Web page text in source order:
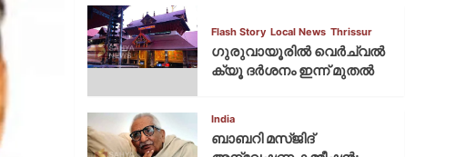
Flash Story Local News Thrissur
ഗുരുവായൂരില്‍ വെര്‍ച്വല്‍
ക്യൂ ദര്‍ശനം ഇന്ന് മുതല്‍
India
ബാബറി മസ്ജിദ്